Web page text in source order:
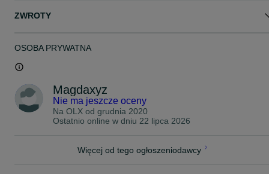
ZWROTY
OSOBA PRYWATNA
Magdaxyz
Nie ma jeszcze oceny
Na OLX od grudnia 2020
Ostatnio online w dniu 22 lipca 2026
Więcej od tego ogłoszeniodawcy